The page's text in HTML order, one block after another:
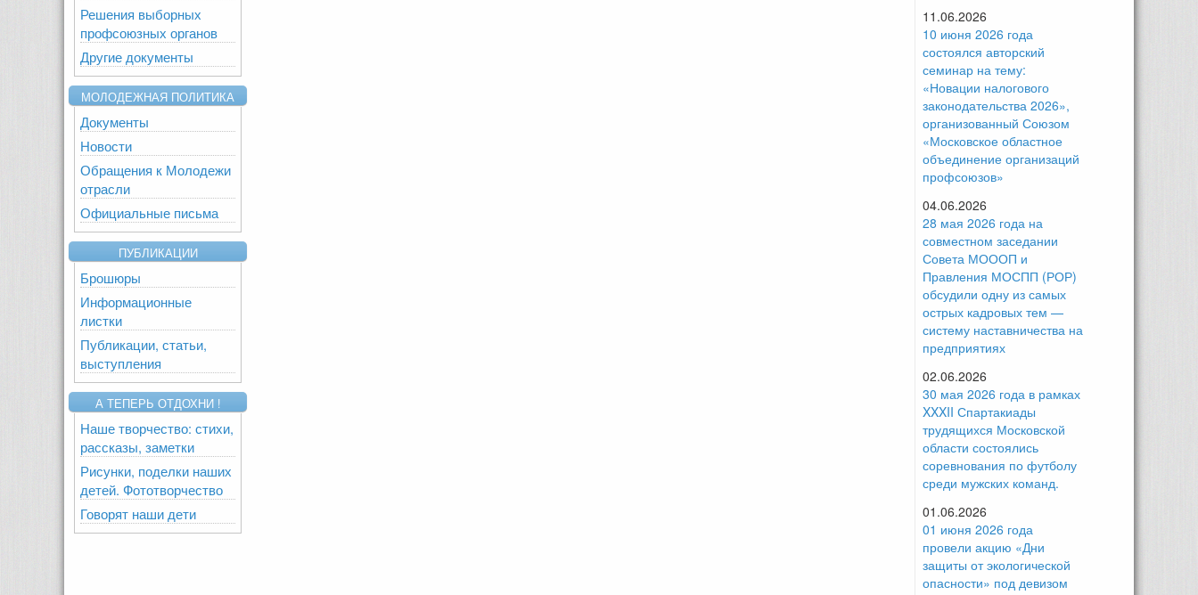
Решения выборных
профсоюзных органов
Другие документы
МОЛОДЕЖНАЯ ПОЛИТИКА
Документы
Новости
Обращения к Молодежи
отрасли
Официальные письма
ПУБЛИКАЦИИ
Брошюры
Информационные
листки
Публикации, статьи,
выступления
А ТЕПЕРЬ ОТДОХНИ !
Наше творчество: стихи,
рассказы, заметки
Рисунки, поделки наших
детей. Фототворчество
Говорят наши дети
11.06.2026
10 июня 2026 года
состоялся авторский
семинар на тему:
«Новации налогового
законодательства 2026»,
организованный Союзом
«Московское областное
объединение организаций
профсоюзов»
04.06.2026
28 мая 2026 года на
совместном заседании
Совета МОООП и
Правления МОСПП (РОР)
обсудили одну из самых
острых кадровых тем —
систему наставничества на
предприятиях
02.06.2026
30 мая 2026 года в рамках
XXXII Спартакиады
трудящихся Московской
области состоялись
соревнования по футболу
среди мужских команд.
01.06.2026
01 июня 2026 года
провели акцию «Дни
защиты от экологической
опасности» под девизом